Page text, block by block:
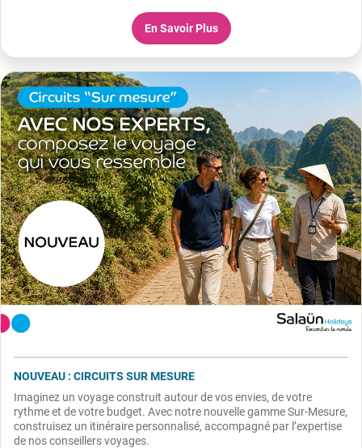
En Savoir Plus
NOUVEAU : CIRCUITS SUR MESURE
Imaginez un voyage construit autour de vos envies, de votre
rythme et de votre budget. Avec notre nouvelle gamme Sur-Mesure,
construisez un itinéraire personnalisé, accompagné par l’expertise
de nos conseillers voyages.